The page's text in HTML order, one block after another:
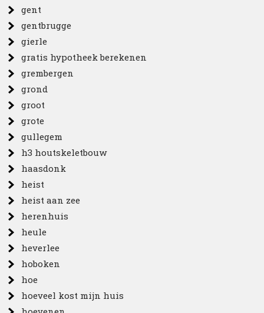
gent
gentbrugge
gierle
gratis hypotheek berekenen
grembergen
grond
groot
grote
gullegem
h3 houtskeletbouw
haasdonk
heist
heist aan zee
herenhuis
heule
heverlee
hoboken
hoe
hoeveel kost mijn huis